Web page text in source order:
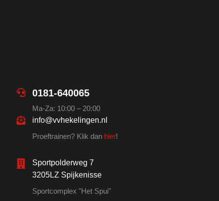
0181-640065
Ma-Za: 10:00 – 20:00
info@vvhekelingen.nl
Proeftrainen? Klik dan hier!
Sportpolderweg 7
3205LZ Spijkenisse
Sportcomplex "Het Spui"